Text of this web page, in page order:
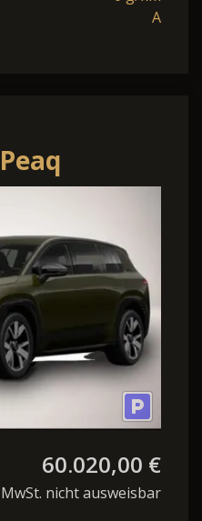
A
60.020,00 €
MwSt. nicht ausweisbar